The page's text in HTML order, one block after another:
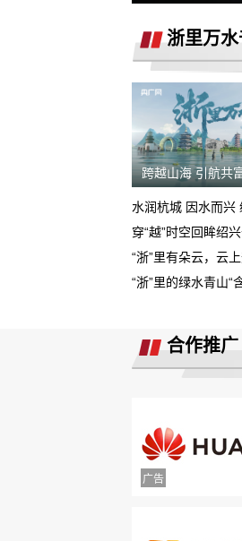
提车时车
在4S店交
据我了解
需4s店跟
现在诉求
重庆鑫茂
5000元不
大安市邮政
位，客户权
诉求:不能
不予交付车
面谈的时
附属票不
举报镇江
浙里万水
跨越山海 引航共
水润杭城 因水而兴
穿“越”时空回眸绍
“浙”里有朵云，云
“浙”里的绿水青山“
合作推广